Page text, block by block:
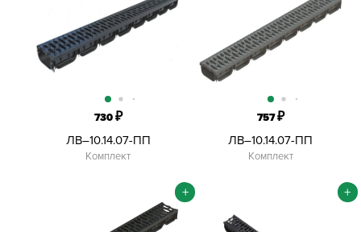
730₽
ЛВ–10.14.07-ПП
Комплект
757₽
ЛВ–10.14.07-ПП
Комплект
+ +